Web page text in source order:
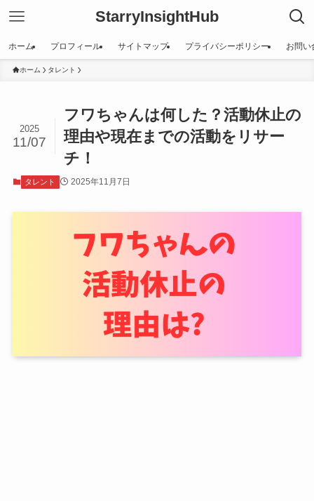
StarryInsightHub
ホーム プロフィール サイトマップ プライバシーポリシー お問い
ホーム タレント
フワちゃんは何した？活動休止の
理由や現在までの活動をリサー
チ！
2025
11/07
タレント 2025年11月7日